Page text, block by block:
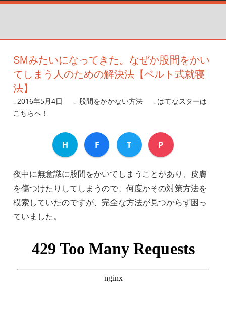
SMみたいになってきた。なぜか股間をかい
てしまう人のための解決法【ベルト式就寝
法】
2016年5月4日 nanigoto
股間をかかない方法
はてなスターは
こちらへ！
H F T P
夜中に無意識に股間をかいてしまうことがあり、皮膚
を傷つけたりしてしまうので、何度かその対策方法を
模索していたのですが、完全な方法が見つからず困っ
ていました。